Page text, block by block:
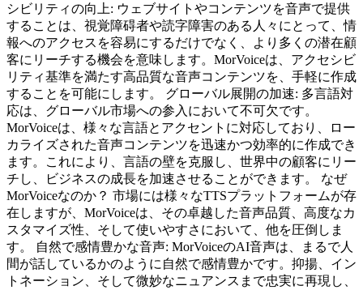
シビリティの向上: ウェブサイトやコンテンツを音声で提供
することは、視覚障碍者や読字障害のある人々にとって、情
報へのアクセスを容易にするだけでなく、より多くの潜在顧
客にリーチする機会を意味します。MorVoiceは、アクセシビ
リティ基準を満たす高品質な音声コンテンツを、手軽に作成
することを可能にします。 グローバル展開の加速: 多言語対
応は、グローバル市場への参入において不可欠です。
MorVoiceは、様々な言語とアクセントに対応しており、ロー
カライズされた音声コンテンツを迅速かつ効率的に作成でき
ます。これにより、言語の壁を克服し、世界中の顧客にリー
チし、ビジネスの成長を加速させることができます。 なぜ
MorVoiceなのか？ 市場には様々なTTSプラットフォームが存
在しますが、MorVoiceは、その卓越した音声品質、高度なカ
スタマイズ性、そして使いやすさにおいて、他を圧倒しま
す。 自然で感情豊かな音声: MorVoiceのAI音声は、まるで人
間が話しているかのように自然で感情豊かです。抑揚、イン
トネーション、そして微妙なニュアンスまで忠実に再現し、